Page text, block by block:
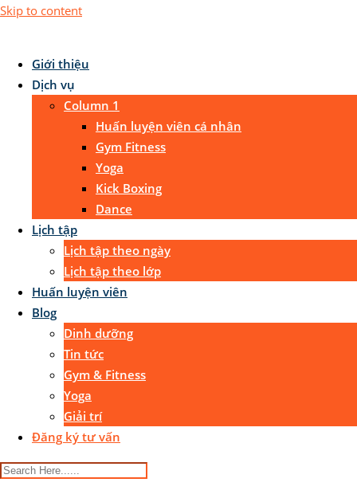
Skip to content
Giới thiệu
Dịch vụ
Column 1
Huấn luyện viên cá nhân
Gym Fitness
Yoga
Kick Boxing
Dance
Lịch tập
Lịch tập theo ngày
Lịch tập theo lớp
Huấn luyện viên
Blog
Dinh dưỡng
Tin tức
Gym & Fitness
Yoga
Giải trí
Đăng ký tư vấn